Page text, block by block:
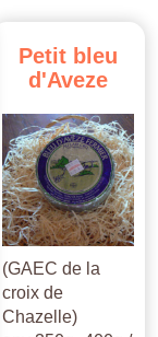
Petit bleu
d'Aveze
(GAEC de la
croix de
Chazelle)